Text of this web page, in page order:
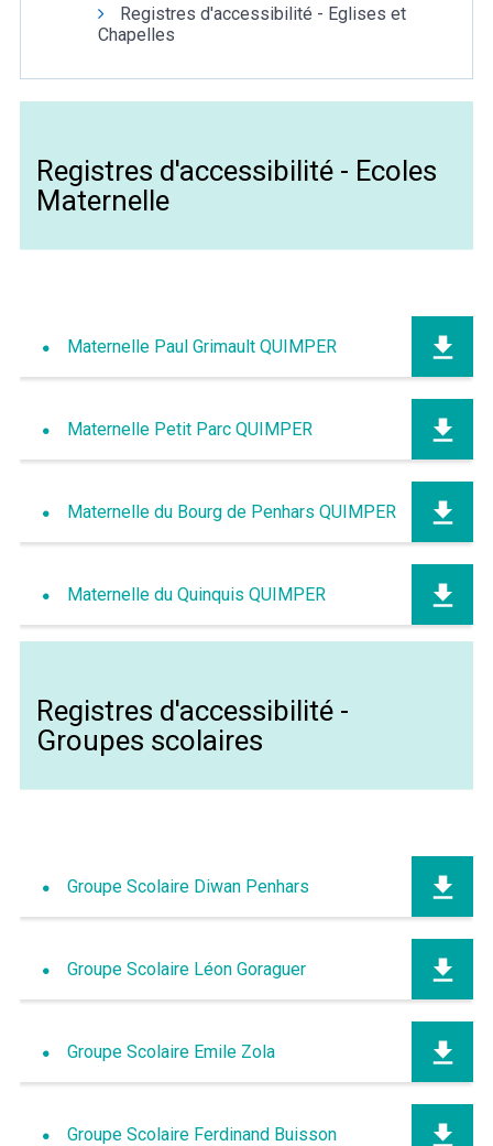
Registres d'accessibilité - Eglises et
Chapelles
Registres d'accessibilité - Ecoles
Maternelle
Maternelle Paul Grimault QUIMPER
Maternelle Petit Parc QUIMPER
Maternelle du Bourg de Penhars QUIMPER
Maternelle du Quinquis QUIMPER
Registres d'accessibilité -
Groupes scolaires
Groupe Scolaire Diwan Penhars
Groupe Scolaire Léon Goraguer
Groupe Scolaire Emile Zola
Groupe Scolaire Ferdinand Buisson